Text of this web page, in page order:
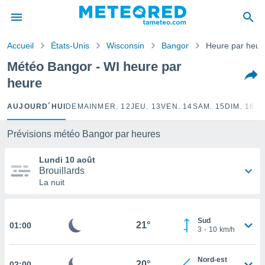
de
a
par
en
les
Accueil États-Unis Wisconsin Bangor Heure par
Météo Bangor - WI heure par
heure
AUJOURD´HUI DEMAIN MER. 12JEU. 13VEN. 14SAM. 15 DIM. 16
Prévisions météo Bangor par heures
Lundi 10 août
Brouillards
La nuit
01:00 21°
Sud
3 - 10 km/h
Nord-est